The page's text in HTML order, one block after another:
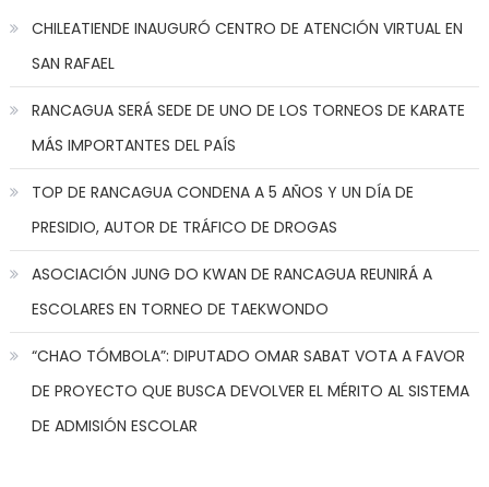
CHILEATIENDE INAUGURÓ CENTRO DE ATENCIÓN VIRTUAL EN
SAN RAFAEL
RANCAGUA SERÁ SEDE DE UNO DE LOS TORNEOS DE KARATE
MÁS IMPORTANTES DEL PAÍS
TOP DE RANCAGUA CONDENA A 5 AÑOS Y UN DÍA DE
PRESIDIO, AUTOR DE TRÁFICO DE DROGAS
ASOCIACIÓN JUNG DO KWAN DE RANCAGUA REUNIRÁ A
ESCOLARES EN TORNEO DE TAEKWONDO
“CHAO TÓMBOLA”: DIPUTADO OMAR SABAT VOTA A FAVOR
DE PROYECTO QUE BUSCA DEVOLVER EL MÉRITO AL SISTEMA
DE ADMISIÓN ESCOLAR